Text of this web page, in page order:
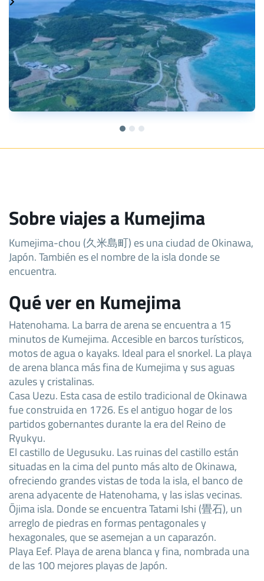
Sobre viajes a Kumejima
Kumejima-chou (久米島町) es una ciudad de Okinawa,
Japón. También es el nombre de la isla donde se
encuentra.
Qué ver en Kumejima
Hatenohama. La barra de arena se encuentra a 15
minutos de Kumejima. Accesible en barcos turísticos,
motos de agua o kayaks. Ideal para el snorkel. La playa
de arena blanca más fina de Kumejima y sus aguas
azules y cristalinas.
Casa Uezu. Esta casa de estilo tradicional de Okinawa
fue construida en 1726. Es el antiguo hogar de los
partidos gobernantes durante la era del Reino de
Ryukyu.
El castillo de Uegusuku. Las ruinas del castillo están
situadas en la cima del punto más alto de Okinawa,
ofreciendo grandes vistas de toda la isla, el banco de
arena adyacente de Hatenohama, y las islas vecinas.
Ōjima isla. Donde se encuentra Tatami Ishi (畳石), un
arreglo de piedras en formas pentagonales y
hexagonales, que se asemejan a un caparazón.
Playa Eef. Playa de arena blanca y fina, nombrada una
de las 100 mejores playas de Japón.